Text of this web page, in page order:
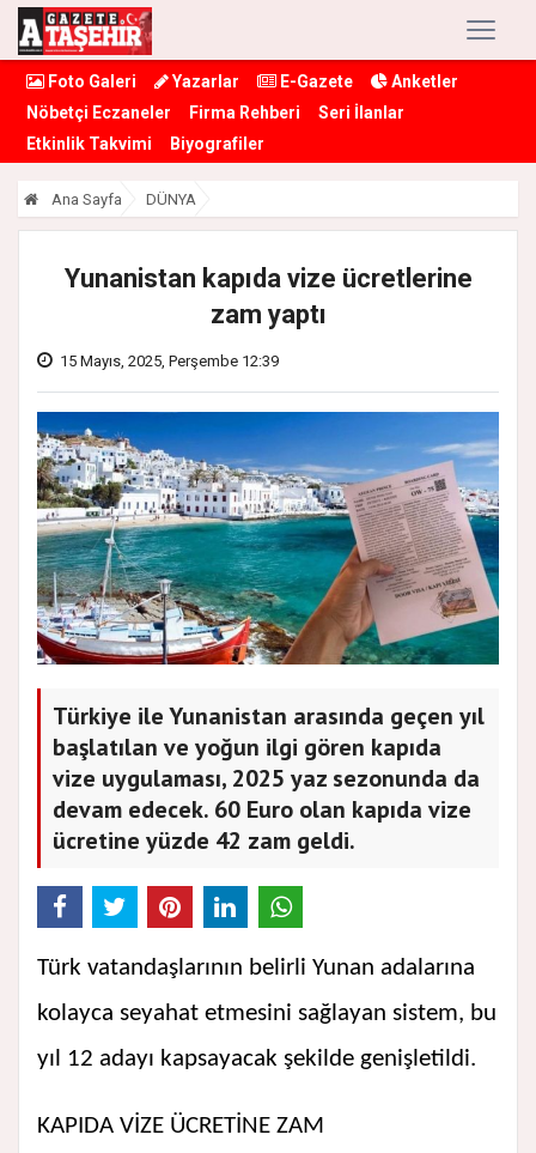
Foto Galeri Yazarlar E-Gazete
Anketler
Nöbetçi Eczaneler
Firma Rehberi
Seri İlanlar
Etkinlik Takvimi
Biyografiler
Ana Sayfa DÜNYA
Yunanistan kapıda vize ücretlerine
zam yaptı
15 Mayıs, 2025, Perşembe 12:39
Türkiye ile Yunanistan arasında geçen yıl
başlatılan ve yoğun ilgi gören kapıda
vize uygulaması, 2025 yaz sezonunda da
devam edecek. 60 Euro olan kapıda vize
ücretine yüzde 42 zam geldi.
Türk vatandaşlarının belirli Yunan adalarına
kolayca seyahat etmesini sağlayan sistem, bu
yıl 12 adayı kapsayacak şekilde genişletildi.
KAPIDA VİZE ÜCRETİNE ZAM